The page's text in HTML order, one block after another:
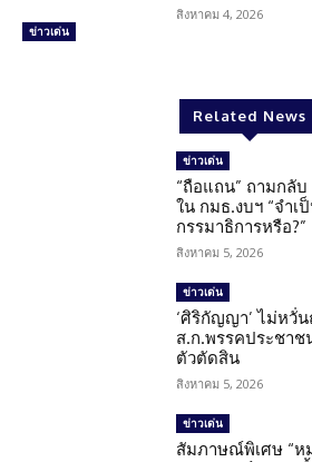
ข่าวเด่น
สิงหาคม 4, 2026
Related News
ข่าวเด่น
“ถือแถน” ถามกลับ
ใน กมธ.งบฯ “จำ
กรรมาธิการหรือ?”
สิงหาคม 5, 2026
ข่าวเด่น
‘ศิริกัญญา’ ไม่หวั่
ส.ก.พรรคประชาช
ตัวตัดสิน
สิงหาคม 5, 2026
ข่าวเด่น
สัมภาษณ์พิเศษ “ห